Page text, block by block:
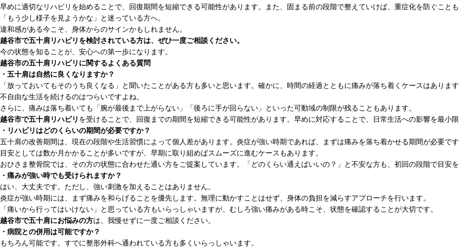
早めに適切なリハビリを始めることで、回復期間を短縮できる可能性があります。また、固まる前の段階で整えていけば、重症化を防ぐことも
「もう少し様子を見ようかな」と迷っている方へ。
違和感がある今こそ、身体からのサインかもしれません。
越谷市で五十肩リハビリを検討されている方は、ぜひ一度ご相談ください。
今の状態を知ることが、安心への第一歩になります。
越谷市の五十肩リハビリに関するよくある質問
・五十肩は自然に良くなりますか？
「放っておいてもそのうち良くなる」と聞いたことがある方も多いと思います。確かに、時間の経過とともに痛みが落ち着くケースはありま
不自由な生活を続けるのはつらいですよね。
さらに、痛みは落ち着いても「腕が最後まで上がらない」「後ろに手が回らない」といった可動域の制限が残ることもあります。
越谷市で五十肩リハビリ を受けることで、回復までの期間を短縮できる可能性があります。早めに対応することで、日常生活への影響を最小
・リハビリはどのくらいの期間が必要ですか？
五十肩の改善期間は、現在の段階や生活習慣によって個人差があります。炎症が強い時期であれば、まずは痛みを落ち着かせる期間が必要で
目安としては数か月かかることが多いですが、早期に取り組めばスムーズに進むケースもあります。
おひさま整骨院では、その方の状態に合わせた通い方をご提案しています。「どのくらい通えばいいの？」と不安な方も、初回の段階で目安
・痛みが強い時でも受けられますか？
はい、大丈夫です。ただし、強い刺激を加えることはありません。
炎症が強い時期には、まず痛みを和らげることを優先します。無理に動かすことはせず、身体の負担を減らすアプローチを行います。
「痛いから行ってはいけない」と思っている方もいらっしゃいますが、むしろ強い痛みがある時こそ、状態を確認することが大切です。
越谷市で五十肩にお悩みの方は、我慢せずに一度ご相談ください。
・病院との併用は可能ですか？
もちろん可能です。すでに整形外科へ通われている方も多くいらっしゃいます。